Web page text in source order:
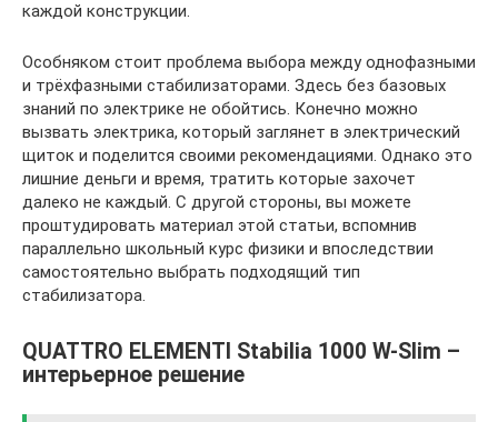
каждой конструкции.
Особняком стоит проблема выбора между однофазными
и трёхфазными стабилизаторами. Здесь без базовых
знаний по электрике не обойтись. Конечно можно
вызвать электрика, который заглянет в электрический
щиток и поделится своими рекомендациями. Однако это
лишние деньги и время, тратить которые захочет
далеко не каждый. С другой стороны, вы можете
проштудировать материал этой статьи, вспомнив
параллельно школьный курс физики и впоследствии
самостоятельно выбрать подходящий тип
стабилизатора.
QUATTRO ELEMENTI Stabilia 1000 W-Slim –
интерьерное решение